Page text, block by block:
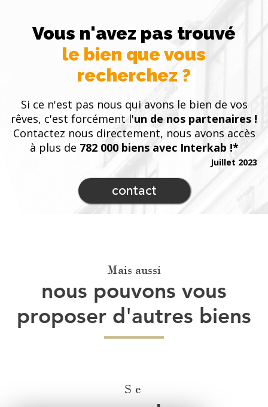
Vous n'avez pas trouvé
le bien que vous
recherchez ?
Si ce n'est pas nous qui avons le bien de vos
rêves, c'est forcément l'un de nos partenaires !
Contactez nous directement, nous avons accès
à plus de 782 000 biens avec Interkab !*
contact
Juillet 2023
Mais aussi
nous pouvons vous
proposer d'autres biens
Se